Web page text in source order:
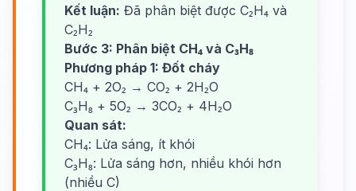
Kết luận: Đã phân biệt được C₂H₄ và
C₂H₂
Bước 3: Phân biệt CH₄ và C₃H₈
Phương pháp 1: Đốt cháy
CH₄ + 2O₂ → CO₂ + 2H₂O
C₃H₈ + 5O₂ → 3CO₂ + 4H₂O
Quan sát:
CH₄: Lửa sáng, ít khói
C₃H₈: Lửa sáng hơn, nhiều khói hơn
(nhiều C)